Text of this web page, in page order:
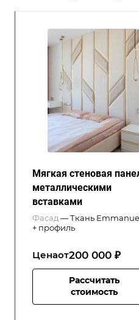
Мягкая стеновая
металлическими
вставками
Фасад —Ткань
+ профиль
Ценаот200 000 ₽
Рассчитать
стоимость